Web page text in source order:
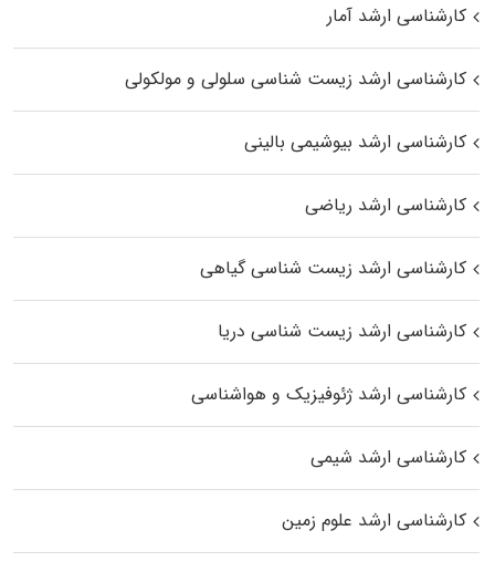
کارشناسی ارشد آمار
کارشناسی ارشد زیست شناسی سلولی و مولکولی
کارشناسی ارشد بیوشیمی بالینی
کارشناسی ارشد ریاضی
کارشناسی ارشد زیست‌ شناسی گیاهی
کارشناسی ارشد زیست‌ شناسی دریا
کارشناسی ارشد ژئوفیزیک و هواشناسی
کارشناسی ارشد شیمی
کارشناسی ارشد علوم زمین